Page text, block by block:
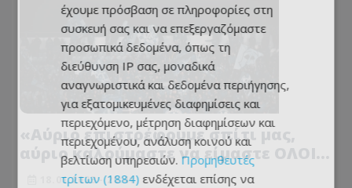
«Αύριο επιστρέφουμε σπίτι μας,
αύριο καλούμαστε να είμαστε ΟΛΟΙ
στο πλευρό της ξανά»
18.01.2023 - 20:41
έχουμε πρόσβαση σε πληροφορίες στη
συσκευή σας και να επεξεργαζόμαστε
προσωπικά δεδομένα, όπως τη
διεύθυνση IP σας, μοναδικά
αναγνωριστικά και δεδομένα περιήγησης,
για εξατομικευμένες διαφημίσεις και
περιεχόμενο, μέτρηση διαφημίσεων και
περιεχομένου, ανάλυση κοινού και
βελτίωση υπηρεσιών. Προμηθευτές
τρίτων (1884) ενδέχεται επίσης να